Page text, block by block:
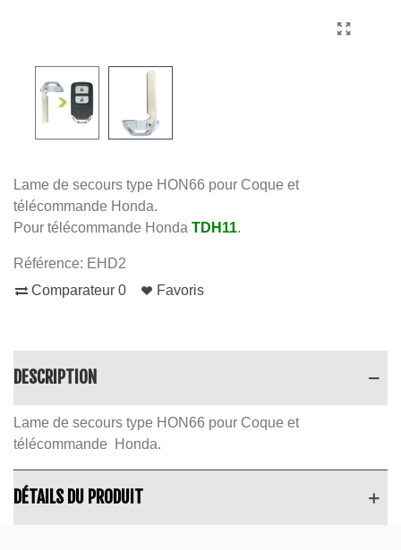
Lame de secours type HON66 pour Coque et
télécommande Honda.
Pour télécommande Honda TDH11.
Référence: EHD2
Comparateur 0 Favoris
DESCRIPTION
Lame de secours type HON66 pour Coque et
télécommande Honda.
DÉTAILS DU PRODUIT